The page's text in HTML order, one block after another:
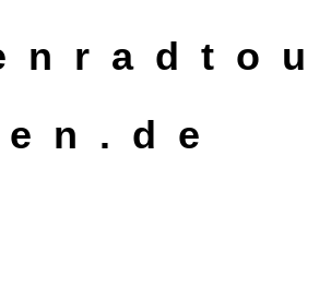
n r a d t o u
n . d e